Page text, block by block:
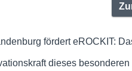
fördert eROCKIT:
dieses